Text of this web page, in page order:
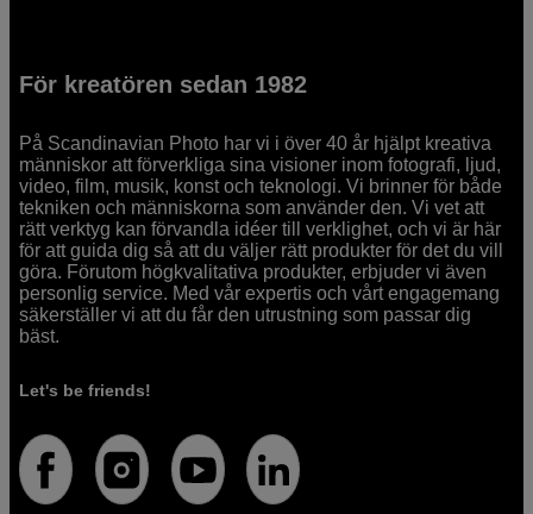
För kreatören sedan 1982
På Scandinavian Photo har vi i över 40 år hjälpt kreativa
människor att förverkliga sina visioner inom fotografi, ljud,
video, film, musik, konst och teknologi. Vi brinner för både
tekniken och människorna som använder den. Vi vet att
rätt verktyg kan förvandla idéer till verklighet, och vi är här
för att guida dig så att du väljer rätt produkter för det du vill
göra. Förutom högkvalitativa produkter, erbjuder vi även
personlig service. Med vår expertis och vårt engagemang
säkerställer vi att du får den utrustning som passar dig
bäst.
Let's be friends!